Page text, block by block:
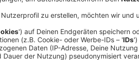
Das Fundbüro auf der Erkrather Straße
Anzeige